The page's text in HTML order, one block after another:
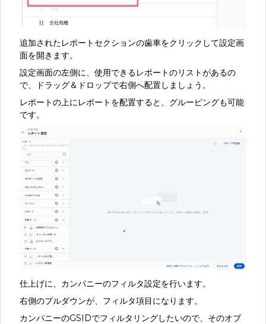
追加されたレポートセクションの歯車をクリックして設定画
面を開きます。
設定画面の左側に、使用できるレポートのリストがあるの
で、ドラッグ＆ドロップで右側へ配置しましょう。
レポートの上にレポートを配置すると、グルーピングも可能
です。
仕上げに、カンパニーのフィルタ設定を行います。
右側のプルダウンが、フィルタ項目になります。
カンパニーのGSIDでフィルタリングしたいので、そのオブ